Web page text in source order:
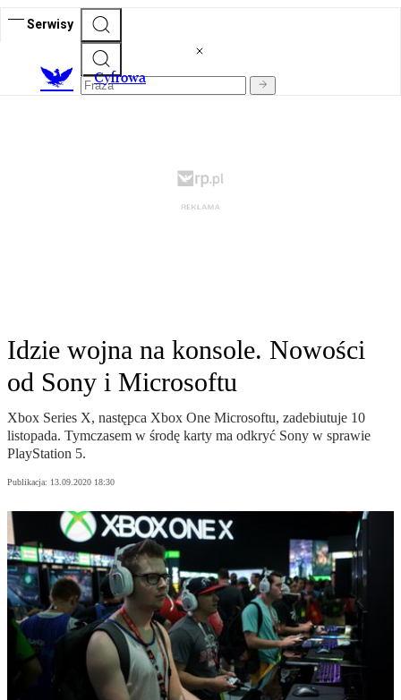
Serwisy
Cyfrowa
Idzie wojna na konsole. Nowości
od Sony i Microsoftu
Xbox Series X, następca Xbox One Microsoftu, zadebiutuje 10
listopada. Tymczasem w środę karty ma odkryć Sony w sprawie
PlayStation 5.
Publikacja: 13.09.2020 18:30